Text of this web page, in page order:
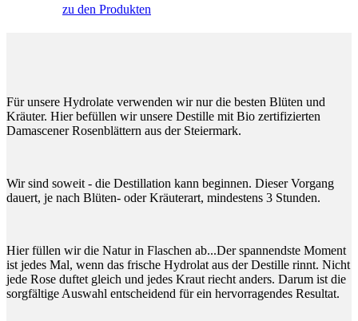
zu den Produkten
Für unsere Hydrolate verwenden wir nur die besten Blüten und
Kräuter. Hier befüllen wir unsere Destille mit Bio zertifizierten
Damascener Rosenblättern aus der Steiermark.
Wir sind soweit - die Destillation kann beginnen. Dieser Vorgang
dauert, je nach Blüten- oder Kräuterart, mindestens 3 Stunden.
Hier füllen wir die Natur in Flaschen ab...Der spannendste Moment
ist jedes Mal, wenn das frische Hydrolat aus der Destille rinnt. Nicht
jede Rose duftet gleich und jedes Kraut riecht anders. Darum ist die
sorgfältige Auswahl entscheidend für ein hervorragendes Resultat.